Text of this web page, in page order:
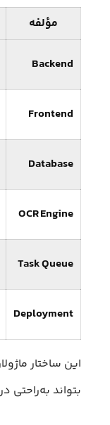
مؤلفه
Backend
Frontend
Database
OCR Engine
Task Queue
Deployment
بتواند